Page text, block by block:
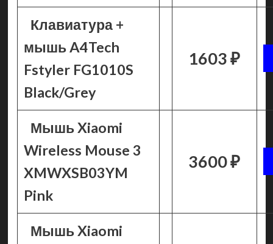
Клавиатура +
мышь A4Tech
Fstyler FG1010S
Black/Grey
1603 ₽
Мышь Xiaomi
Wireless Mouse 3
XMWXSB03YM
Pink
3600 ₽
Мышь Xiaomi